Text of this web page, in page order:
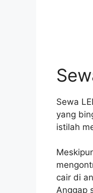
Sewa
yang
istilah
cair di
Anggap